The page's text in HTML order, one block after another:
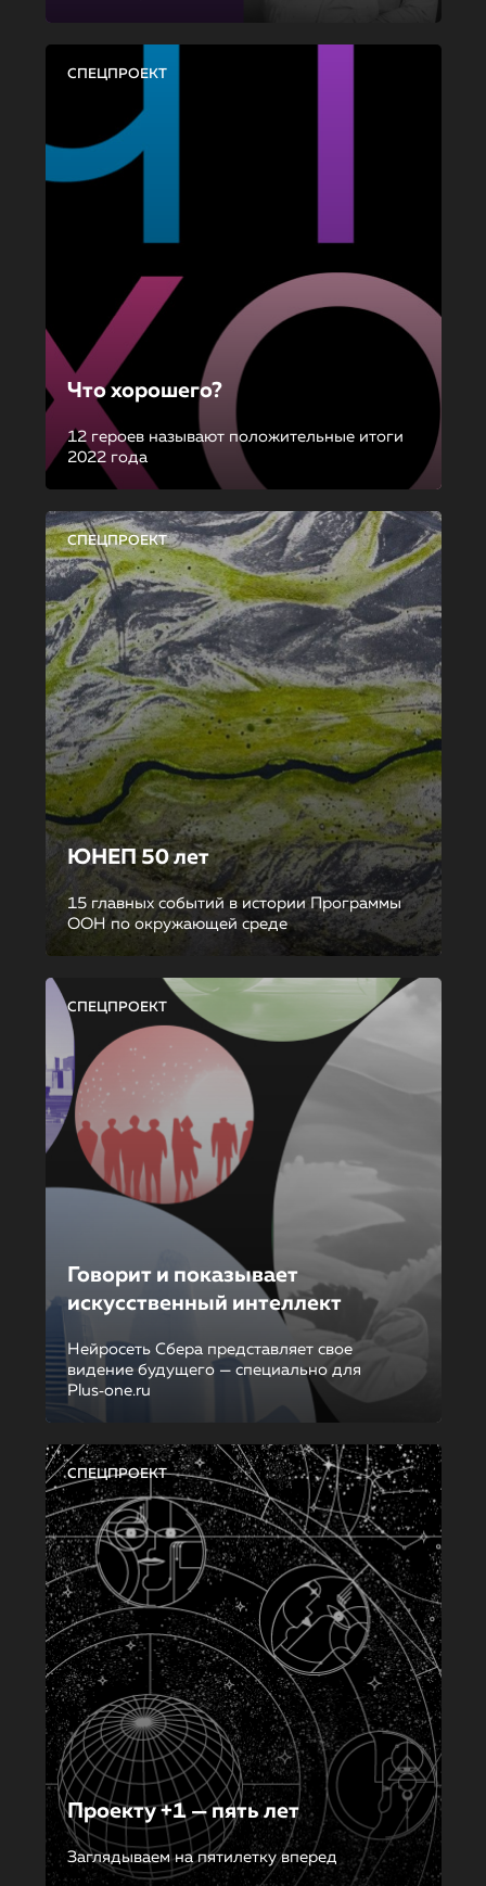
СПЕЦПРОЕКТ
Что хорошего?
12 героев называют положительные итоги
2022 года
СПЕЦПРОЕКТ
ЮНЕП 50 лет
15 главных событий в истории Программы
ООН по окружающей среде
СПЕЦПРОЕКТ
Говорит и показывает
искусственный интеллект
Нейросеть Сбера представляет свое
видение будущего — специально для
Plus‑one.ru
СПЕЦПРОЕКТ
Проекту +1 — пять лет
Заглядываем на пятилетку вперед